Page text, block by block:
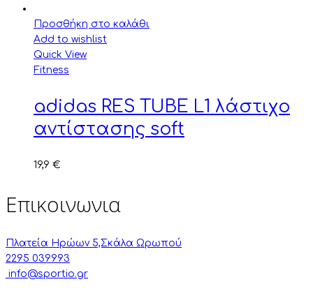
Προσθήκη στο καλάθι
Add to wishlist
Quick View
Fitness
adidas RES TUBE L1 λάστιχο
αντίστασης soft
19,9 €
Επικοινωνια
Πλατεία Ηρώων 5,Σκάλα Ωρωπού
2295 039993
info@sportio.gr